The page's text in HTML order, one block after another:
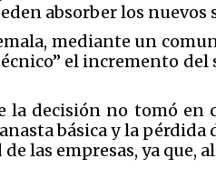
absorber los nuevos
mediante un
el incremento
la decisión no tomó en
básica y la
las empresas, ya que,